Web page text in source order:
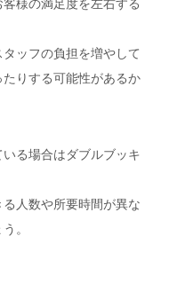
様の満足度を左右する
ッフの負担を増やして
りする可能性があるか
る場合はダブルブッキ
人数や所要時間が異な
。